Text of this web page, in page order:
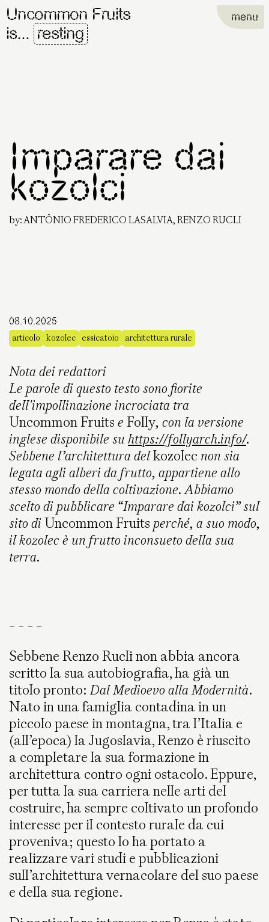
Uncommon Fruits
is... resting
menu
Imparare dai
kozolci
by:ANTÔNIO FREDERICO LASALVIA, RENZO RUCLI
08.10.2025
articolo kozolec essicatoio architettura rurale
Nota dei redattori
Le parole di questo testo sono fiorite
dell'impollinazione incrociata tra
Uncommon FruitseFolly, con la versione
inglese disponibile suhttps://follyarch.info/.
Sebbene l’architettura delkozolec non sia
legata agli alberi da frutto, appartiene allo
stesso mondo della coltivazione. Abbiamo
scelto di pubblicare “Imparare dai kozolci” sul
sito diUncommon Fruitsperché, a suo modo,
il kozolec è un frutto inconsueto della sua
terra.
- - - -
Sebbene Renzo Rucli non abbia ancora
scritto la sua autobiografia, ha già un
titolo pronto:Dal Medioevo alla Modernità.
Nato in una famiglia contadina in un
piccolo paese in montagna, tra l’Italia e
(all’epoca) la Jugoslavia, Renzo è riuscito
a completare la sua formazione in
architettura contro ogni ostacolo. Eppure,
per tutta la sua carriera nelle arti del
costruire, ha sempre coltivato un profondo
interesse per il contesto rurale da cui
proveniva; questo lo ha portato a
realizzare vari studi e pubblicazioni
sull’architettura vernacolare del suo paese
e della sua regione.